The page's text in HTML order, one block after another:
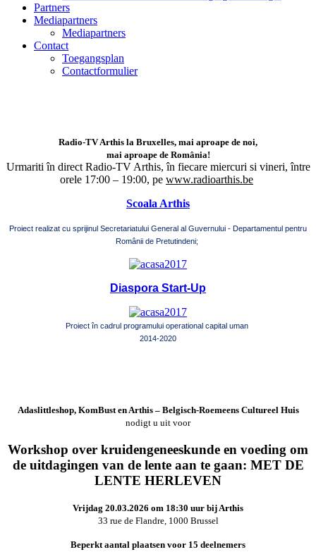
Partners
Mediapartners
Mediapartners
Contact
Toegangsplan
Contactformulier
Radio-TV Arthis la Bruxelles, mai aproape de noi,
mai aproape de România!
Urmariti în direct Radio-TV Arthis, în fiecare miercuri si vineri, între
orele 17:00 – 19:00, pe www.radioarthis.be
Scoala Arthis
Proiect realizat cu sprijinul Secretariatului General al Guvernului - Departamentul pentru
Românii de Pretutindeni;
Diaspora Start-Up
Proiect în cadrul programului operational capital uman
2014-2020
Adaslittleshop, KomBust en Arthis – Belgisch-Roemeens Cultureel Huis
nodigt u uit voor
Workshop over kruidengeneeskunde en voeding om
de uitdagingen van de lente aan te gaan: MET DE
LENTE HERLEVEN
Vrijdag 20.03.2026 om 18:30 uur bij Arthis
33 rue de Flandre, 1000 Brussel
Beperkt aantal plaatsen voor 15 deelnemers